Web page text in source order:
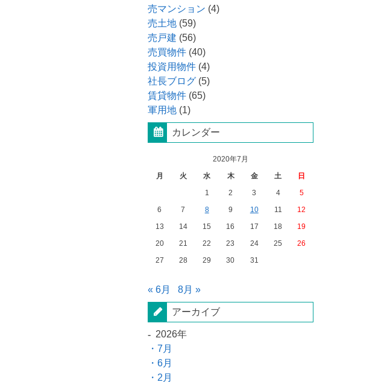
売マンション (4)
売土地 (59)
売戸建 (56)
売買物件 (40)
投資用物件 (4)
社長ブログ (5)
賃貸物件 (65)
軍用地 (1)
カレンダー
2020年7月
月
火 水 木 金 土
日
1
2 3 4
5
6
7 8 9 10 11
12
13
14 15 16 17 18
19
20
21 22 23 24 25
26
27
28 29 30 31
« 6月 8月 »
アーカイブ
2026年
7月
6月
2月